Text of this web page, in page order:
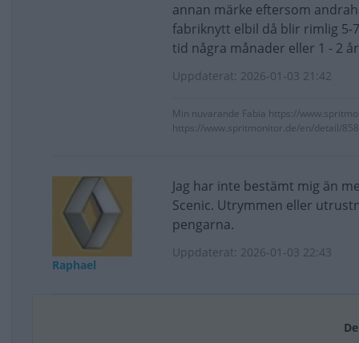
annan märke eftersom
fabriknytt elbil då blir rimlig 5-
tid några månader eller 1 - 2
Uppdaterat: 2026-01-03 21:42
Min nuvarande Fabia https://
https://www.spritmonitor.de/en/detail/
Raphael
Jag har inte bestämt mig än
Scenic. Utrymmen eller
pengarna.
Uppdaterat: 2026-01-03 22:43